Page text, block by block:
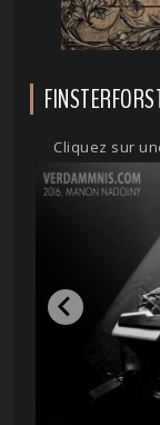
Cliquez sur